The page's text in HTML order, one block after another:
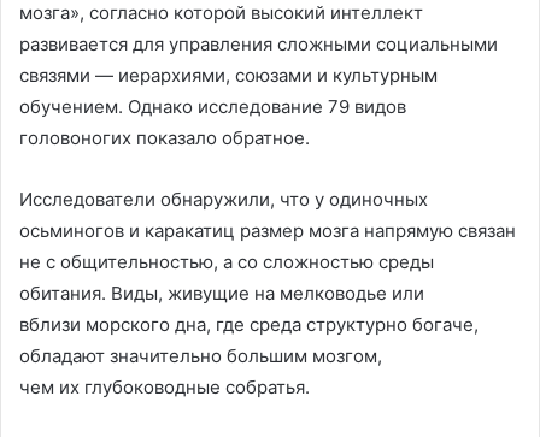
мозга», согласно которой высокий интеллект
развивается для управления сложными социальными
связями — иерархиями, союзами и культурным
обучением. Однако исследование 79 видов
головоногих показало обратное.
Исследователи обнаружили, что у одиночных
осьминогов и каракатиц размер мозга напрямую связан
не с общительностью, а со сложностью среды
обитания. Виды, живущие на мелководье или
вблизи морского дна, где среда структурно богаче,
обладают значительно большим мозгом,
чем их глубоководные собратья.